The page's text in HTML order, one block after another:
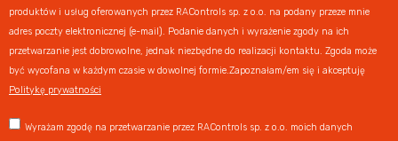
produktów i usług oferowanych przez RAControls sp. z o.o. na podany przeze mnie
adres poczty elektronicznej (e-mail). Podanie danych i wyrażenie zgody na ich
przetwarzanie jest dobrowolne, jednak niezbędne do realizacji kontaktu. Zgoda może
być wycofana w każdym czasie w dowolnej formie.Zapoznałam/em się i akceptuję
Politykę prywatności
Wyrażam zgodę na przetwarzanie przez RAControls sp. z o.o. moich danych